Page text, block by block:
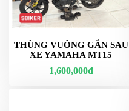
AND
GO
PHỤ
KIỆN
MOTOWOLF
THÙNG VUÔNG GẮN SAU
XE YAMAHA MT15
1,600,000đ